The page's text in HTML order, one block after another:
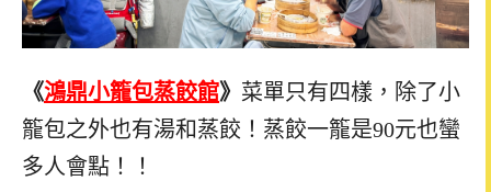
《鴻鼎小籠包蒸餃館》 菜單只有四樣，除了小
籠包之外也有湯和蒸餃！蒸餃一籠是90元也蠻
多人會點！！